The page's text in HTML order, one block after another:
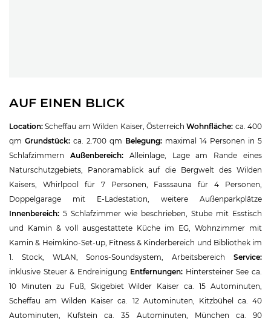
AUF EINEN BLICK
Location: Scheffau am Wilden Kaiser, ÖsterreichWohnfläche: ca. 400
qm Grundstück: ca. 2.700 qm Belegung: maximal 14 Personen in 5
Schlafzimmern Außenbereich:Alleinlage, Lage am Rande eines
Naturschutzgebiets, Panoramablick auf die Bergwelt des Wilden
Kaisers, Whirlpool für 7 Personen, Fasssauna für 4 Personen,
Doppelgarage mit E-Ladestation, weitere Außenparkplätze
Innenbereich: 5 Schlafzimmer wie beschrieben, Stube mit Esstisch
und Kamin & voll ausgestattete Küche im EG, Wohnzimmer mit
Kamin & Heimkino-Set-up, Fitness & Kinderbereich und Bibliothek im
1. Stock, WLAN, Sonos-Soundsystem, Arbeitsbereich Service:
inklusive Steuer & Endreinigung Entfernungen:Hintersteiner See ca.
10 Minuten zu Fuß, Skigebiet Wilder Kaiser ca. 15 Autominuten,
Scheffau am Wilden Kaiser ca. 12 Autominuten, Kitzbühel ca. 40
Autominuten, Kufstein ca. 35 Autominuten, München ca. 90